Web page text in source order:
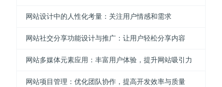
网站设计中的人性化考量：关注用户情感和需求
网站社交分享功能设计与推广：让用户轻松分享内容
网站多媒体元素应用：丰富用户体验，提升网站吸引力
网站项目管理：优化团队协作，提高开发效率与质量